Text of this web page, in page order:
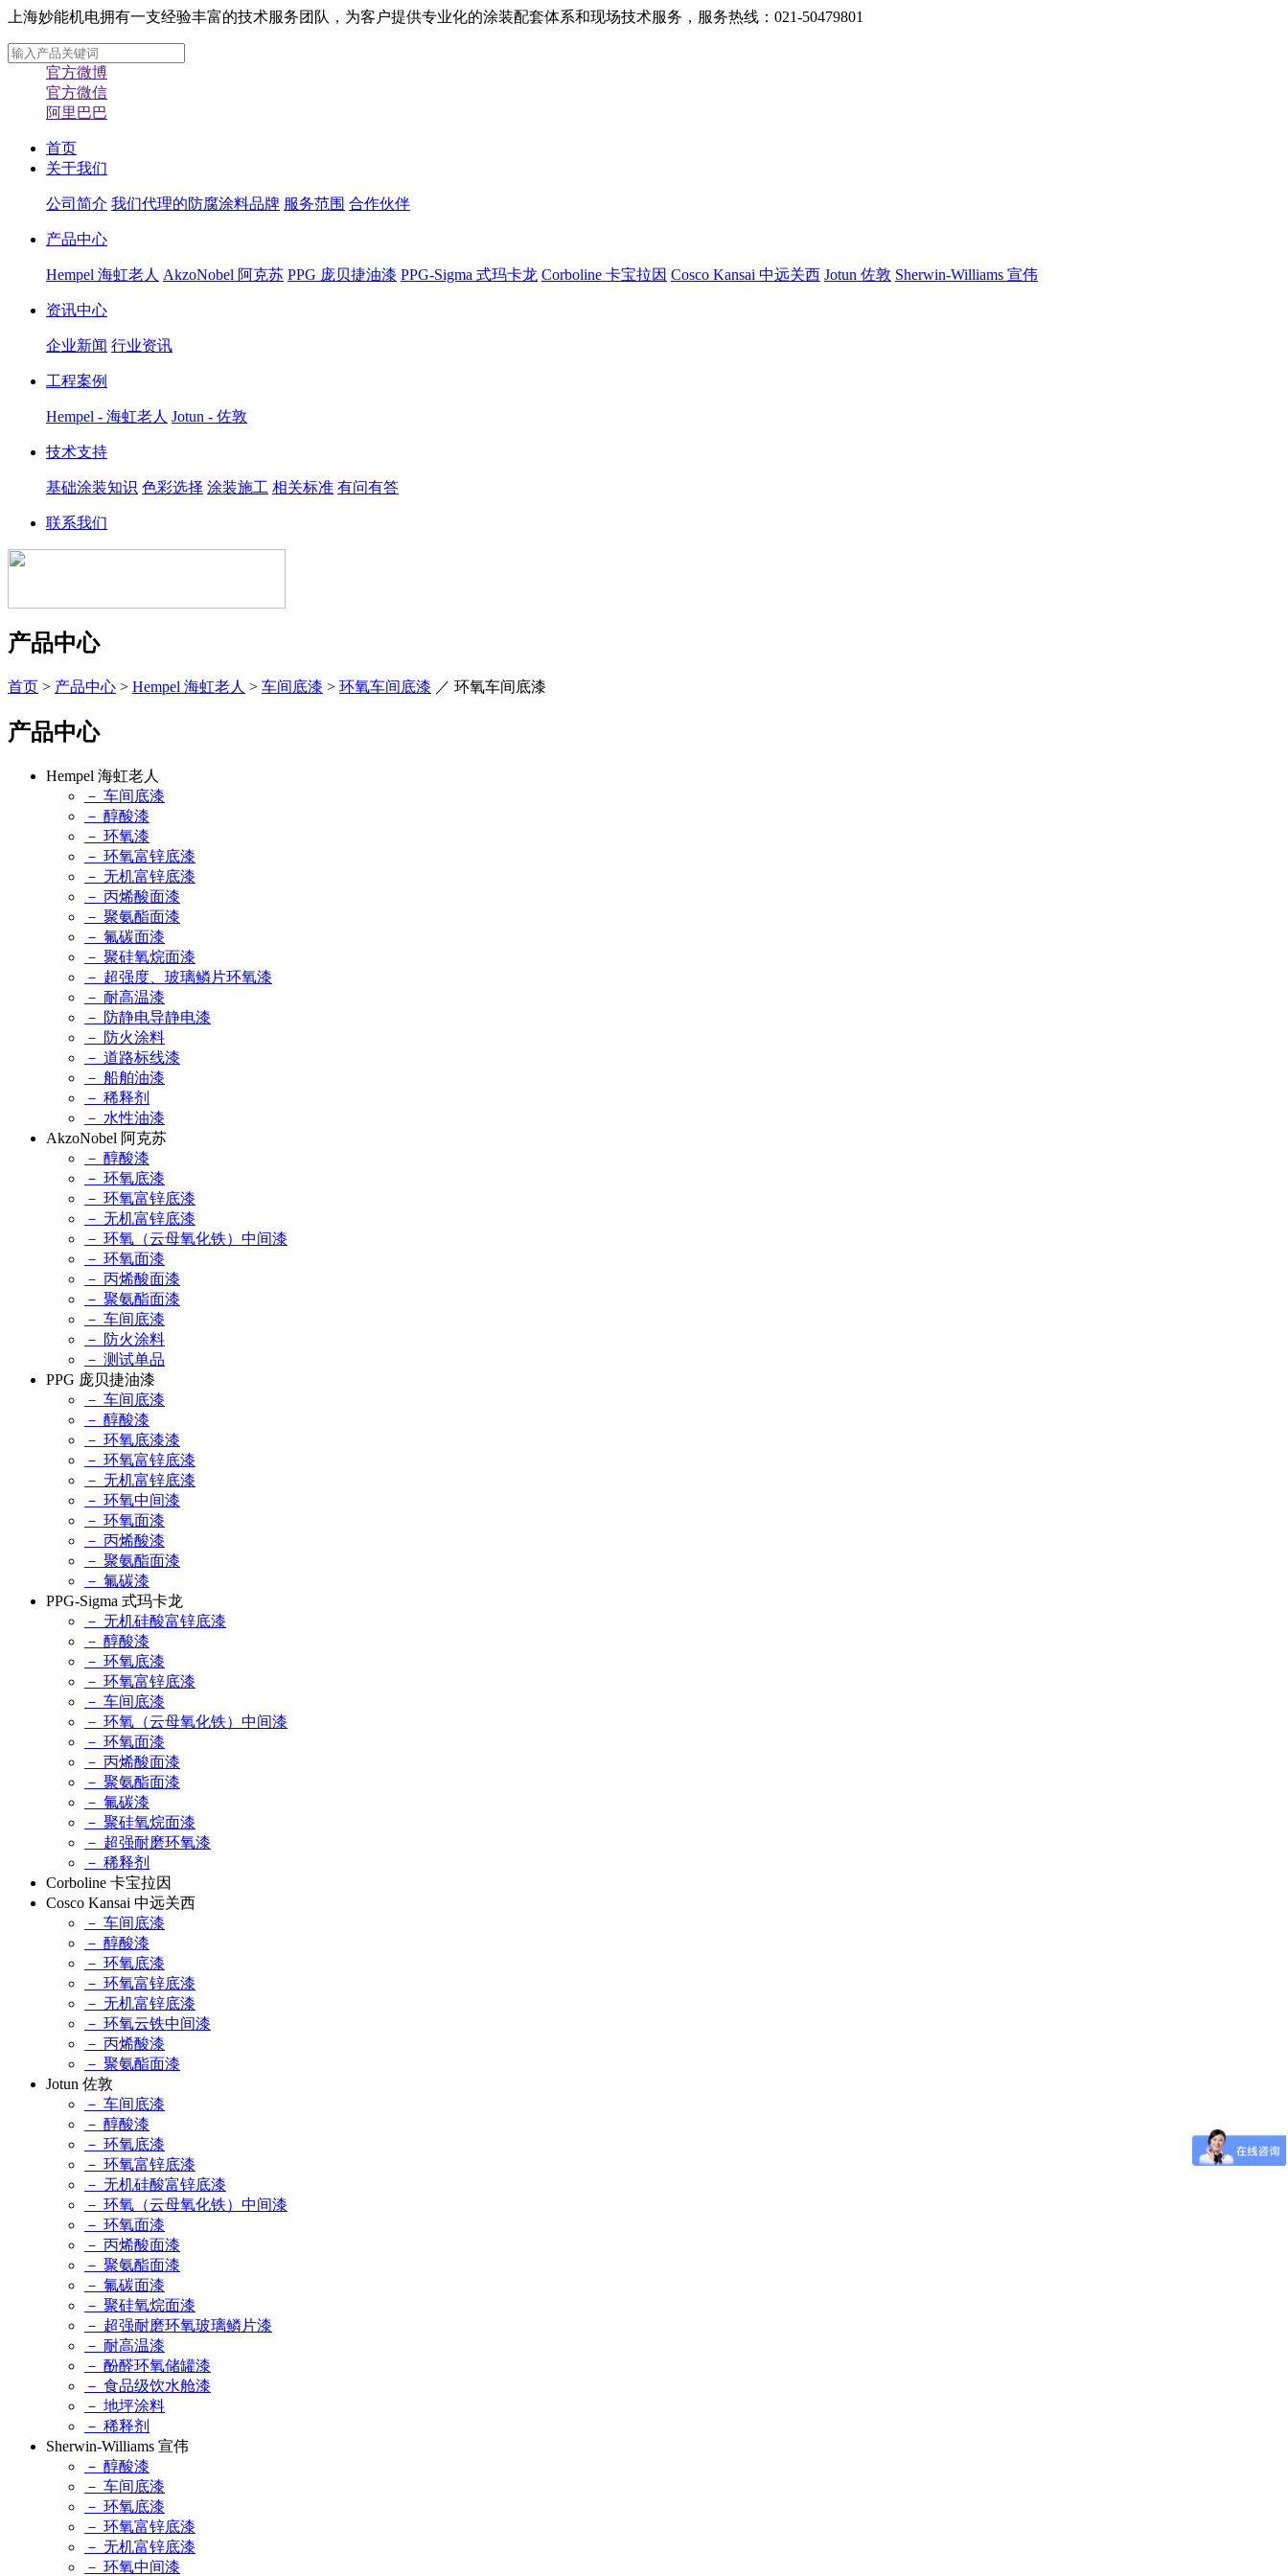
上海妙能机电拥有一支经验丰富的技术服务团队，为客户提供专业化的涂装配套体系和现场技术服务，服务热线：021-50479801
官方微博
官方微信
阿里巴巴
首页
关于我们
公司简介 我们代理的防腐涂料品牌 服务范围 合作伙伴
产品中心
Hempel 海虹老人 AkzoNobel 阿克苏 PPG 庞贝捷油漆 PPG-Sigma 式玛卡龙 Corboline 卡宝拉因 Cosco Kansai 中远关西 Jotun 佐敦 Sherwin-Williams 宣伟
资讯中心
企业新闻 行业资讯
工程案例
Hempel - 海虹老人 Jotun - 佐敦
技术支持
基础涂装知识 色彩选择 涂装施工 相关标准 有问有答
联系我们
产品中心
首页 > 产品中心 > Hempel 海虹老人 > 车间底漆 > 环氧车间底漆 ／ 环氧车间底漆
产品中心
Hempel 海虹老人
－ 车间底漆
－ 醇酸漆
－ 环氧漆
－ 环氧富锌底漆
－ 无机富锌底漆
－ 丙烯酸面漆
－ 聚氨酯面漆
－ 氟碳面漆
－ 聚硅氧烷面漆
－ 超强度、玻璃鳞片环氧漆
－ 耐高温漆
－ 防静电导静电漆
－ 防火涂料
－ 道路标线漆
－ 船舶油漆
－ 稀释剂
－ 水性油漆
AkzoNobel 阿克苏
－ 醇酸漆
－ 环氧底漆
－ 环氧富锌底漆
－ 无机富锌底漆
－ 环氧（云母氧化铁）中间漆
－ 环氧面漆
－ 丙烯酸面漆
－ 聚氨酯面漆
－ 车间底漆
－ 防火涂料
－ 测试单品
PPG 庞贝捷油漆
－ 车间底漆
－ 醇酸漆
－ 环氧底漆漆
－ 环氧富锌底漆
－ 无机富锌底漆
－ 环氧中间漆
－ 环氧面漆
－ 丙烯酸漆
－ 聚氨酯面漆
－ 氟碳漆
PPG-Sigma 式玛卡龙
－ 无机硅酸富锌底漆
－ 醇酸漆
－ 环氧底漆
－ 环氧富锌底漆
－ 车间底漆
－ 环氧（云母氧化铁）中间漆
－ 环氧面漆
－ 丙烯酸面漆
－ 聚氨酯面漆
－ 氟碳漆
－ 聚硅氧烷面漆
－ 超强耐磨环氧漆
－ 稀释剂
Corboline 卡宝拉因
Cosco Kansai 中远关西
－ 车间底漆
－ 醇酸漆
－ 环氧底漆
－ 环氧富锌底漆
－ 无机富锌底漆
－ 环氧云铁中间漆
－ 丙烯酸漆
－ 聚氨酯面漆
Jotun 佐敦
－ 车间底漆
－ 醇酸漆
－ 环氧底漆
－ 环氧富锌底漆
－ 无机硅酸富锌底漆
－ 环氧（云母氧化铁）中间漆
－ 环氧面漆
－ 丙烯酸面漆
－ 聚氨酯面漆
－ 氟碳面漆
－ 聚硅氧烷面漆
－ 超强耐磨环氧玻璃鳞片漆
－ 耐高温漆
－ 酚醛环氧储罐漆
－ 食品级饮水舱漆
－ 地坪涂料
－ 稀释剂
Sherwin-Williams 宣伟
－ 醇酸漆
－ 车间底漆
－ 环氧底漆
－ 环氧富锌底漆
－ 无机富锌底漆
－ 环氧中间漆